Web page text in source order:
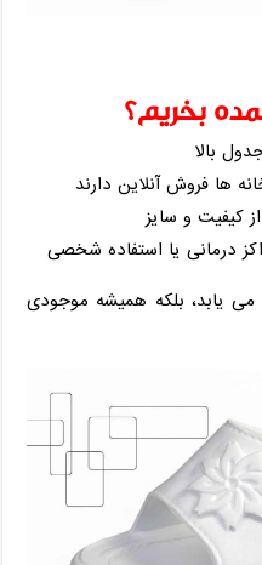
بخریم؟
بالا
ها فروش آنلاین دارند
کیفیت و سایز
درمانی یا استفاده شخصی
می ‌یابد، بلکه همیشه موجودی